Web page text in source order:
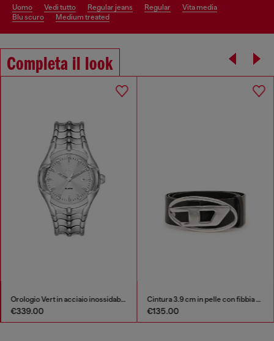
uomo vedi tutto regular jeans regular
vita media
blu scuro
medium treated
Completa il look
Orologio Vert in acciaio inossidabile
€339.00
Cintura 3.9 cm in pelle con fibbia a D
€135.00